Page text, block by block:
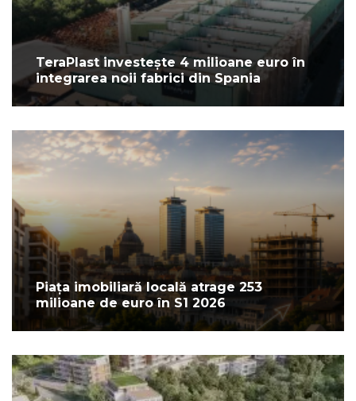
TeraPlast investește 4 milioane euro în
integrarea noii fabrici din Spania
Piața imobiliară locală atrage 253
milioane de euro în S1 2026